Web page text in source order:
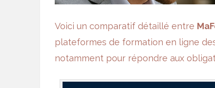
Voici un comparatif détaillé entre
plateformes de formation en ligne
notamment pour répondre aux